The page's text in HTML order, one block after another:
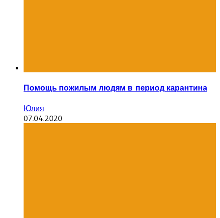
Помощь пожилым людям в период карантина
Юлия
07.04.2020